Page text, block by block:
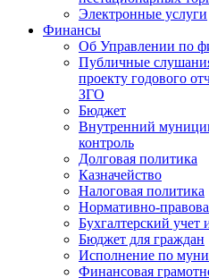
Электронные услуги
Финансы
Об Управлении по
Публичные
проекту годового
ЗГО
Бюджет
Внутренний
контроль
Долговая политика
Казначейство
Налоговая политика
Нормативно-
Бухгалтерский учет
Бюджет для граждан
Исполнение по
Финансовая